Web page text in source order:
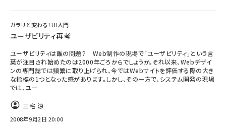
ガラリと変わる！UI入門
ユーザビリティ再考
ユーザビリティは誰の問題？ Web制作の現場で「ユーザビリティ」という言
葉が注目され始めたのは2000年ごろからでしょうか。それ以来、Webデザイ
ンの専門誌では頻繁に取り上げられ、今ではWebサイトを評価する際の大き
な指標の1つとなった感があります。しかし、その一方で、システム開発の現場
では、ユー
三宅 涼
2008年9月2日 20:00